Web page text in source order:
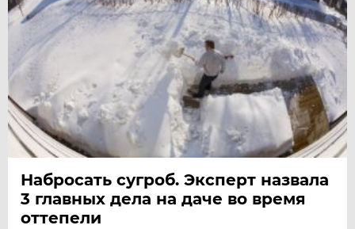
Набросать сугроб. Эксперт назвала
3 главных дела на даче во время
оттепели